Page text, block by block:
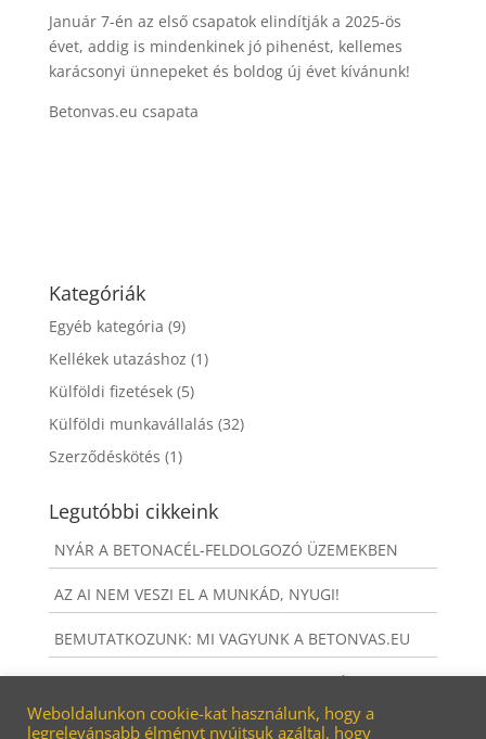
Január 7-én az első csapatok elindítják a 2025-ös
évet, addig is mindenkinek jó pihenést, kellemes
karácsonyi ünnepeket és boldog új évet kívánunk!
Betonvas.eu csapata
Kategóriák
Egyéb kategória (9)
Kellékek utazáshoz (1)
Külföldi fizetések(5)
Külföldi munkavállalás (32)
Szerződéskötés (1)
Legutóbbi cikkeink
NYÁR A BETONACÉL-FELDOLGOZÓ ÜZEMEKBEN
AZ AI NEM VESZI EL A MUNKÁD, NYUGI!
BEMUTATKOZUNK: MI VAGYUNK A BETONVAS.EU
MIT NEM KAPSZ, HA A BETONVAS.EU-NÁL
DOLGOZOL?
Weboldalunkon cookie-kat használunk, hogy a
legrelevánsabb élményt nyújtsuk azáltal, hogy